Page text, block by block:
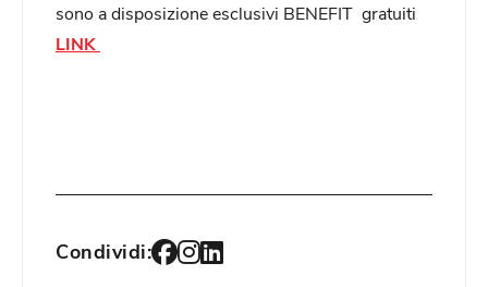
sono a disposizione esclusivi BENEFIT gratuiti
LINK
Condividi: